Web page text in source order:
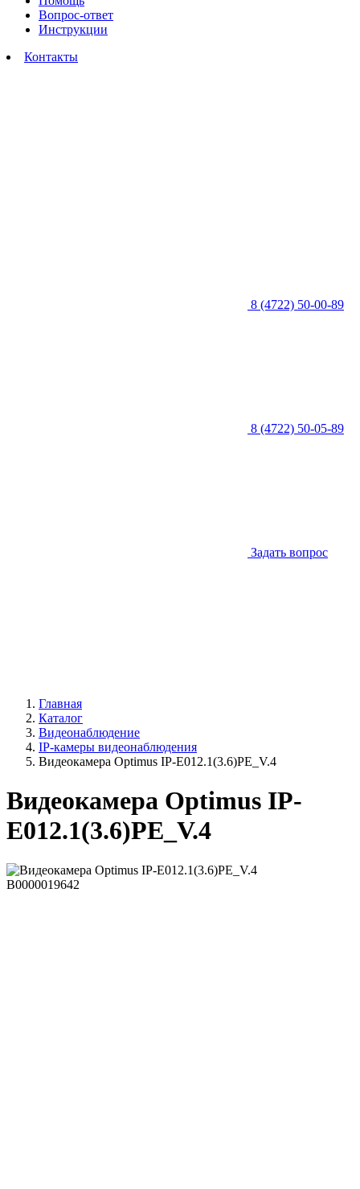
Вопрос-ответ
Инструкции
Контакты
8 (4722) 50-00-89
8 (4722) 50-05-89
Задать вопрос
Главная
Каталог
Видеонаблюдение
IP-камеры видеонаблюдения
Видеокамера Optimus IP-E012.1(3.6)PE_V.4
Видеокамера Optimus IP-
E012.1(3.6)PE_V.4
В0000019642